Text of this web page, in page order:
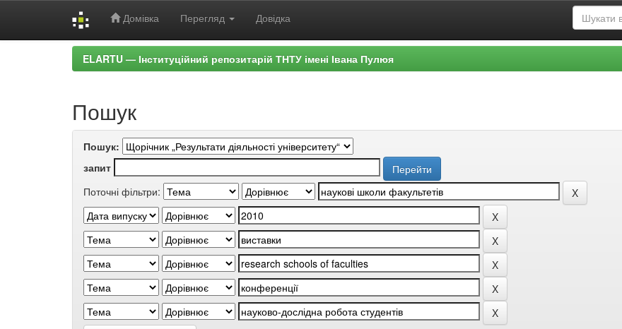
Домівка Перегляд Довідка
ELARTU — Інституційний репозитарій ТНТУ імені Івана Пулюя
Пошук
Пошук:
запит
Поточні фільтри: